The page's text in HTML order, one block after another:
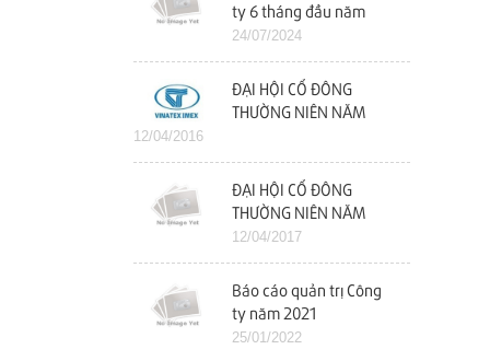
ty 6 tháng đầu năm
2024
24/07/2024
ĐẠI HỘI CỔ ĐÔNG
THƯỜNG NIÊN NĂM
12/04/2016
ĐẠI HỘI CỔ ĐÔNG
THƯỜNG NIÊN NĂM
2017
12/04/2017
Báo cáo quản trị Công
ty năm 2021
25/01/2022